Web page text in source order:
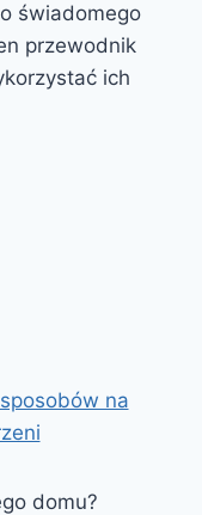
świadomego
przewodnik
ich
na
domu?